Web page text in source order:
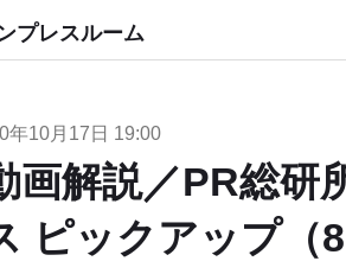
プレスルーム
年10月17日 19:00
画解説／PR総
ピックアップ（8